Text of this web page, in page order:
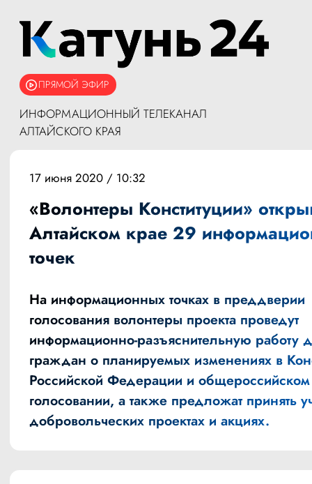
ПРЯМОЙ ЭФИР
ИНФОРМАЦИОННЫЙ ТЕЛЕКАНАЛ
АЛТАЙСКОГО КРАЯ
17 июня 2020 / 10:32
«Волонтеры Конституции»
Алтайском крае 29
точек
На информационных точках в преддверии
голосования волонтеры проекта проведут
информационно-разъяснительную работу
граждан о планируемых изменениях в
Российской Федерации и общероссийском
голосовании, а также предложат принять
добровольческих проектах и акциях.